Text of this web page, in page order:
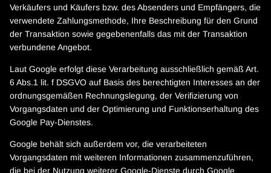
Verkäufers und Käufers bzw. des Absenders und Empfängers, die
verwendete Zahlungsmethode, Ihre Beschreibung für den Grund
der Transaktion sowie gegebenenfalls das mit der Transaktion
verbundene Angebot.
Laut Google erfolgt diese Verarbeitung ausschließlich gemäß Art.
6 Abs.1 lit. f DSGVO auf Basis des berechtigten Interesses an der
ordnungsgemäßen Rechnungslegung, der Verifizierung von
Vorgangsdaten und der Optimierung und Funktionserhaltung des
Google Pay-Dienstes.
Google behält sich außerdem vor, die verarbeiteten
Vorgangsdaten mit weiteren Informationen zusammenzuführen,
die bei der Nutzung weiterer Google-Dienste durch Google